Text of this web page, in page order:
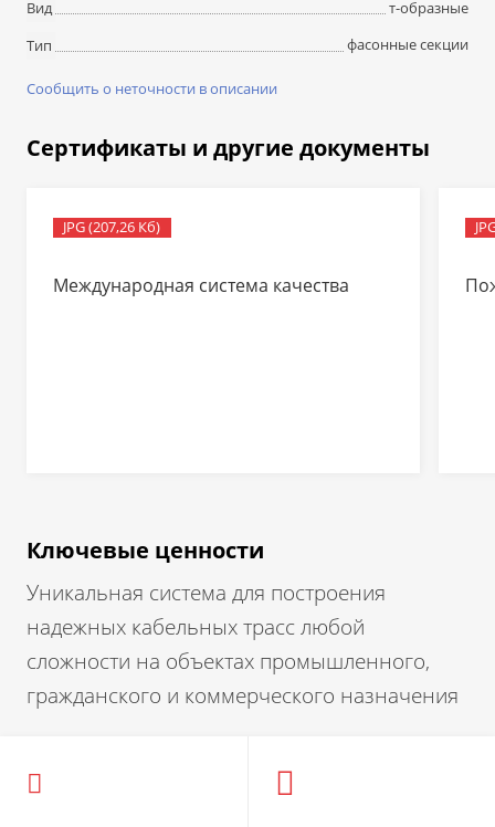
Вид
т-образные
Тип
фасонные секции
Сообщить о неточности в описании
Сертификаты и другие документы
JPG (207,26 Кб)
Международная система качества
Ключевые ценности
Уникальная система для построения
надежных кабельных трасс любой
сложности на объектах промышленного,
гражданского и коммерческого назначения